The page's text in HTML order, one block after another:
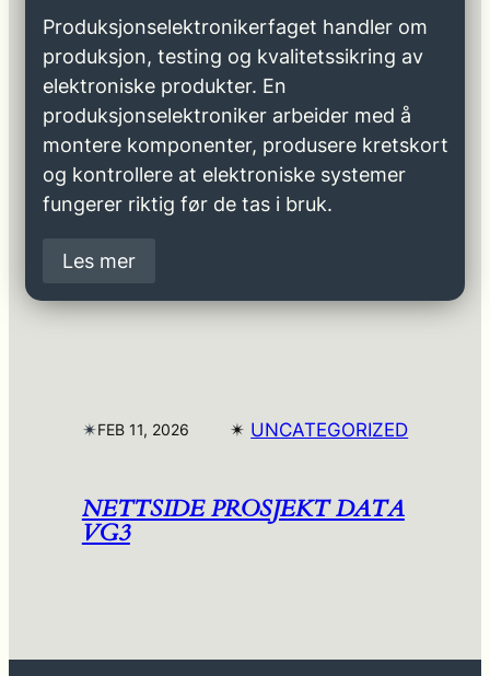
Produksjonselektronikerfaget handler om
produksjon, testing og kvalitetssikring av
elektroniske produkter. En
produksjonselektroniker arbeider med å
montere komponenter, produsere kretskort
og kontrollere at elektroniske systemer
fungerer riktig før de tas i bruk.
Les mer
✴︎FEB 11, 2026 ✴︎ UNCATEGORIZED
NETTSIDE PROSJEKT DATA
VG3